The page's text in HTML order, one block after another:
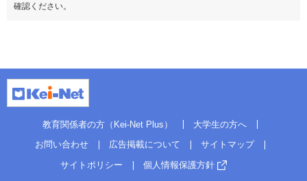
確認ください。
教育関係者の方（Kei-Net Plus）
大学生の方へ
お問い合わせ
広告掲載について
サイトマップ
サイトポリシー
個人情報保護方針